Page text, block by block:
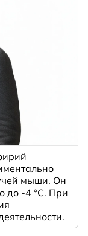
мыши. Он
до -4 °C. При